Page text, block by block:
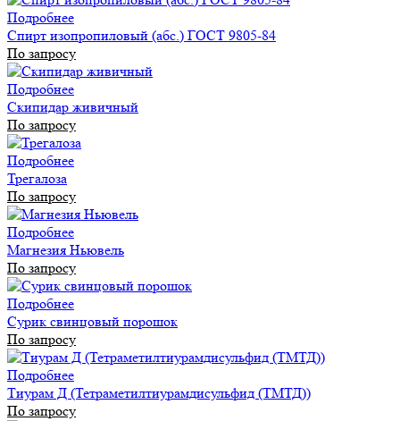
Подробнее
Спирт изопропиловый (абс.) ГОСТ 9805-84
По запросу
Подробнее
Скипидар живичный
По запросу
Подробнее
Трегалоза
По запросу
Подробнее
Магнезия Ньювель
По запросу
Подробнее
Сурик свинцовый порошок
По запросу
Подробнее
Тиурам Д (Тетраметилтиурамдисульфид (ТМТД))
По запросу